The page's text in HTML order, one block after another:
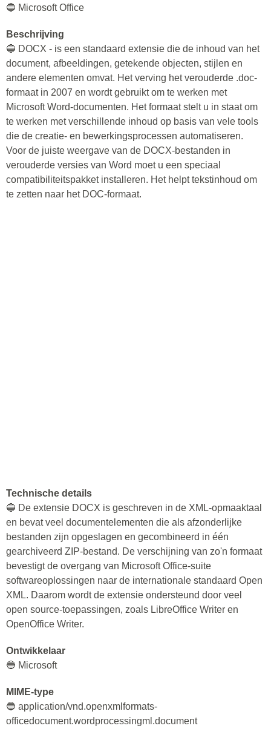
🔵 Microsoft Office
Beschrijving
🔵 DOCX - is een standaard extensie die de inhoud van het
document, afbeeldingen, getekende objecten, stijlen en
andere elementen omvat. Het verving het verouderde .doc-
formaat in 2007 en wordt gebruikt om te werken met
Microsoft Word-documenten. Het formaat stelt u in staat om
te werken met verschillende inhoud op basis van vele tools
die de creatie- en bewerkingsprocessen automatiseren.
Voor de juiste weergave van de DOCX-bestanden in
verouderde versies van Word moet u een speciaal
compatibiliteitspakket installeren. Het helpt tekstinhoud om
te zetten naar het DOC-formaat.
Technische details
🔵 De extensie DOCX is geschreven in de XML-opmaaktaal
en bevat veel documentelementen die als afzonderlijke
bestanden zijn opgeslagen en gecombineerd in één
gearchiveerd ZIP-bestand. De verschijning van zo'n formaat
bevestigt de overgang van Microsoft Office-suite
softwareoplossingen naar de internationale standaard Open
XML. Daarom wordt de extensie ondersteund door veel
open source-toepassingen, zoals LibreOffice Writer en
OpenOffice Writer.
Ontwikkelaar
🔵 Microsoft
MIME-type
🔵 application/vnd.openxmlformats-
officedocument.wordprocessingml.document